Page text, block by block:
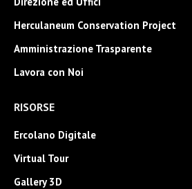
windowwindowwindow
Herculaneum Conservation Project
Amministrazione Trasparente
Lavora con Noi
RISORSE
Ercolano Digitale
Virtual Tour
Gallery 3D